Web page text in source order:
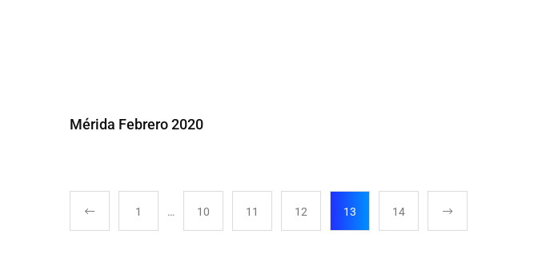
Mérida Febrero 2020
1 … 10 11 12 13 14